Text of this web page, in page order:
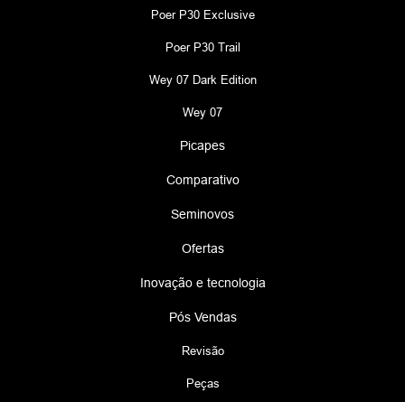
Poer P30 Exclusive
Poer P30 Trail
Wey 07 Dark Edition
Wey 07
Picapes
Comparativo
Seminovos
Ofertas
Inovação e tecnologia
Pós Vendas
Revisão
Peças